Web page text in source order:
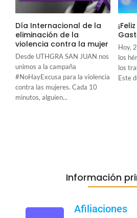
Día Internacional de la
eliminación de la
violencia contra la mujer
Desde UTHGRA SAN JUAN nos
unimos a la campaña
#NoHayExcusa para la violencia
contra las mujeres. Cada 10
minutos, alguien...
Hoy,
los
los
Este
Información
Afiliaciones